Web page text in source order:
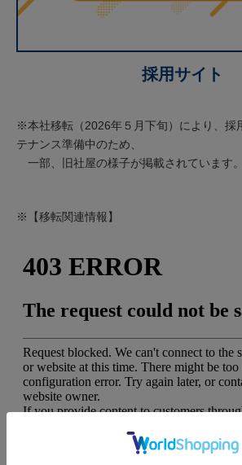
採用サイト
※本社移転（2026年５月下旬）により、採
テナンス準備中のため、
一部、旧社屋の様子が掲載されています。
※【移転関連情報】